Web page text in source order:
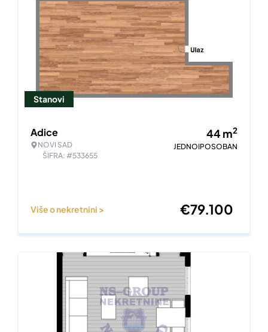
Stanovi
Adice
NOVI SAD
ŠIFRA: #533655
44m2
JEDNOIPOSOBAN
Više o nekretnini > €79.100